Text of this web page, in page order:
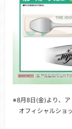
※8月8日(金)より、アトレ秋葉原1 2Fイベントスペース(アイドルマスター
オフィシャルショ